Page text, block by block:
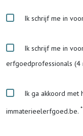
Ik schrijf me in
Ik schrijf me in
erfgoedprofessionals (4
Ik ga akkoord met
immaterieelerfgoed.be.